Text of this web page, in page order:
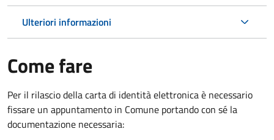
Ulteriori informazioni
Come fare
Per il rilascio della carta di identità elettronica è necessario
fissare un appuntamento in Comune portando con sé la
documentazione necessaria: